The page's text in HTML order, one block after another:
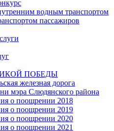
водным транспортом
пассажиров
ПОБЕДЫ
железная дорога
мэра Слюдянского района
о поощрении 2018
о поощрении 2019
о поощрении 2020
о поощрении 2021